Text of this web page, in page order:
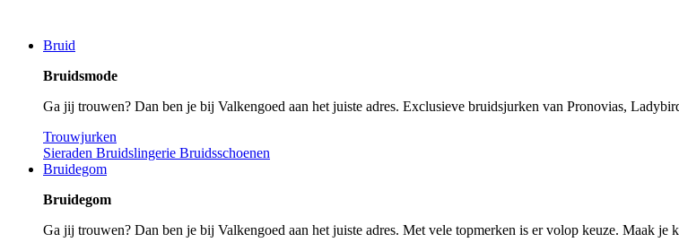
Bruid
Bruidsmode
Ga jij trouwen? Dan ben je bij Valkengoed aan het juiste adres. Exclusieve bruidsjurken van Pronovias,
Trouwjurken
Sieraden Bruidslingerie Bruidsschoenen
Bruidegom
Bruidegom
Ga jij trouwen? Dan ben je bij Valkengoed aan het juiste adres. Met vele topmerken is er volop keuze. Maak je